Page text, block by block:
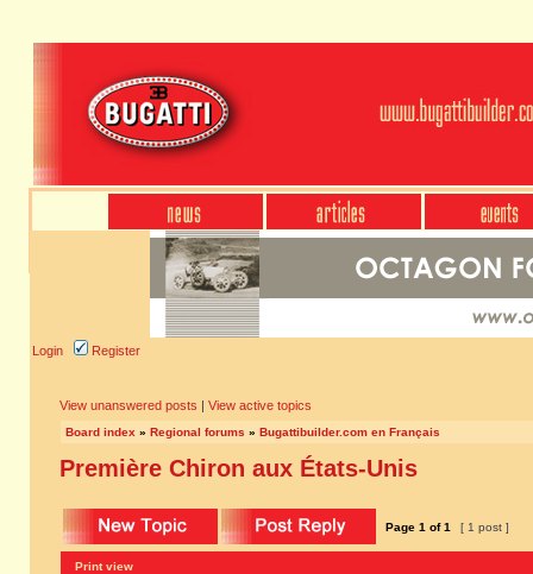
Login Register
View unanswered posts | View active topics
Board index » Regional forums » Bugattibuilder.com en Français
Première Chiron aux États-Unis
Page 1 of1 [ 1 post ]
Print view